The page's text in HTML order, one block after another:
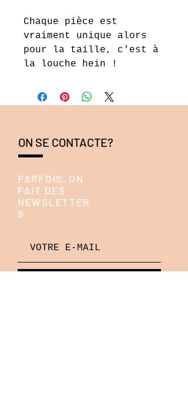
Chaque pièce est
vraiment unique alors
pour la taille, c'est à
la louche hein !
ON SE CONTACTE?
PARFOIS, ON
FAIT DES
NEWSLETTER
S